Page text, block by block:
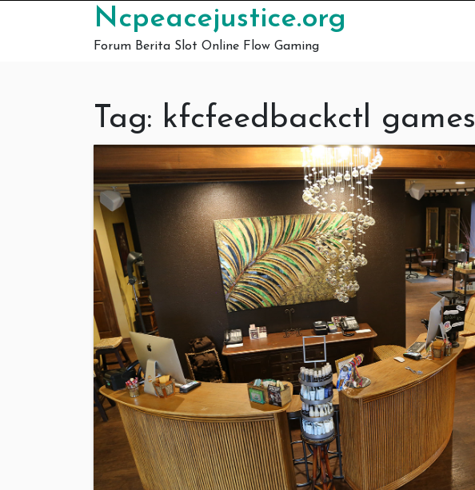
Ncpeacejustice.org
Forum Berita Slot Online Flow Gaming
Tag: kfcfeedbackctl games